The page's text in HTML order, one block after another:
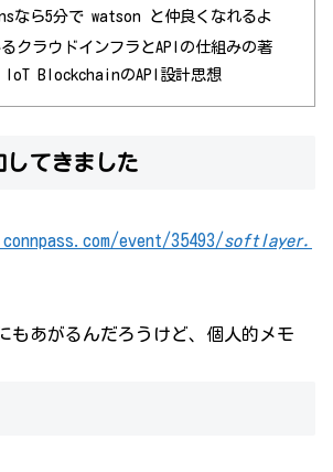
なら5分で watson と仲良くなれるよ
クラウドインフラとAPIの仕組みの著
IoT BlockchainのAPI設計思想
てきました
event/35493/softlayer.
もあがるんだろうけど、個人的メモ